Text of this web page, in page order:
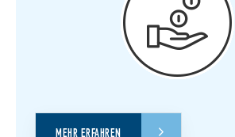
MEHR ERFAHREN